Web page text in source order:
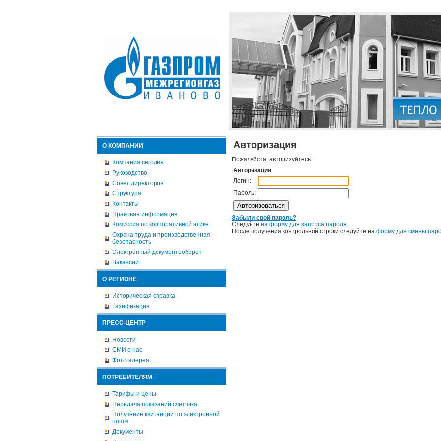
О КОМПАНИИ
Компания сегодня
Руководство
Совет директоров
Структура
Контакты
Правовая информация
Комиссия по корпоративной этике
Охрана труда и производственная
безопасность
Электронный документооборот
Вакансии
О РЕГИОНЕ
Историческая справка
Газификация
ПРЕСС-ЦЕНТР
Новости
СМИ о нас
Фотогалерея
ПОТРЕБИТЕЛЯМ
Тарифы и цены
Передача показаний счетчика
Получение квитанции по электронной
почте
Документы
Авторизация
Пожалуйста, авторизуйтесь:
Авторизация
Логин:
Пароль:
Забыли свой пароль?
Следуйте на форму для запроса пароля.
После получения контрольной строки следуйте на форму для смены